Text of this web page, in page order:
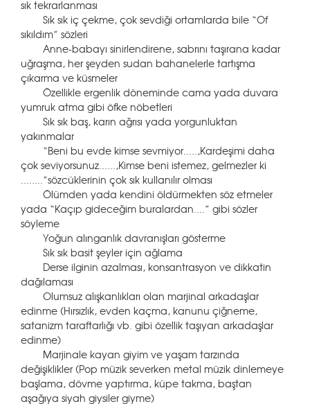
sık tekrarlanması
Sık sık iç çekme, çok sevdiği ortamlarda bile “Of
sıkıldım” sözleri
Anne-babayı sinirlendirene, sabrını taşırana kadar
uğraşma, her şeyden sudan bahanelerle tartışma
çıkarma ve küsmeler
Özellikle ergenlik döneminde cama yada duvara
yumruk atma gibi öfke nöbetleri
Sık sık baş, karın ağrısı yada yorgunluktan
yakınmalar
“Beni bu evde kimse sevmiyor.....,Kardeşimi daha
çok seviyorsunuz......,Kimse beni istemez, gelmezler ki
........”sözcüklerinin çok sık kullanılır olması
Ölümden yada kendini öldürmekten söz etmeler
yada “Kaçıp gideceğim buralardan....” gibi sözler
söyleme
Yoğun alınganlık davranışları gösterme
Sık sık basit şeyler için ağlama
Derse ilginin azalması, konsantrasyon ve dikkatin
dağılaması
Olumsuz alışkanlıkları olan marjinal arkadaşlar
edinme (Hırsızlık, evden kaçma, kanunu çiğneme,
satanizm taraftarlığı vb. gibi özellik taşıyan arkadaşlar
edinme)
Marjinale kayan giyim ve yaşam tarzında
değişiklikler (Pop müzik severken metal müzik dinlemeye
başlama, dövme yaptırma, küpe takma, baştan
aşağıya siyah giysiler giyme)